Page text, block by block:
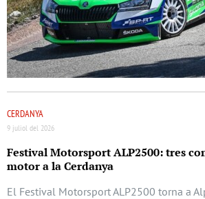
CERDANYA
9 juliol del 2026
Festival Motorsport ALP2500: tres
motor a la Cerdanya
El Festival Motorsport ALP2500 torna a